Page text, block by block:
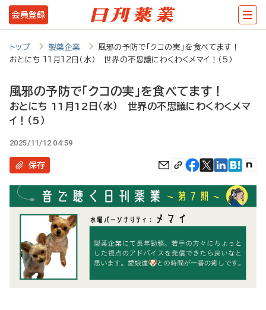
メ
イ
テ
ン
ツ
に
会員登録
トップ 製薬企業
風邪の予防で「クコの実」を食べてます！
おとにち 11月12日（水） 世界の不思議にわくわくメマイ！（5）
風邪の予防で「クコの実」を食べてます！
おとにち 11月12日（水） 世界の不思議にわくわくメマ
イ！（5）
2025/11/12 04:59
保存